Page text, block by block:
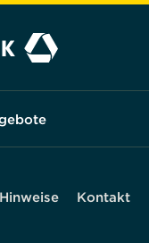
Kontakt